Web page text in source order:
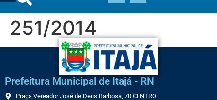
251/2014
Prefeitura Municipal de Itajá - RN
Praça Vereador José de Deus Barbosa, 70 CENTRO